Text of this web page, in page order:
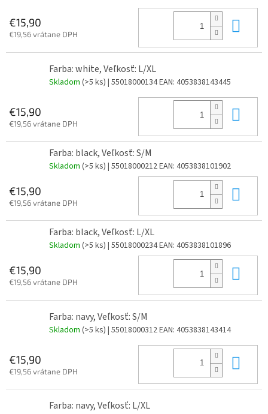
€15,90
€19,56 vrátane DPH
Farba: white, Veľkosť: L/XL
Skladom (>5 ks) | 55018000134EAN: 4053838143445
€15,90
€19,56 vrátane DPH
Farba: black, Veľkosť: S/M
Skladom (>5 ks) | 55018000212EAN: 4053838101902
€15,90
€19,56 vrátane DPH
Farba: black, Veľkosť: L/XL
Skladom (>5 ks) | 55018000234EAN: 4053838101896
€15,90
€19,56 vrátane DPH
Farba: navy, Veľkosť: S/M
Skladom (>5 ks) | 55018000312EAN: 4053838143414
€15,90
€19,56 vrátane DPH
Farba: navy, Veľkosť: L/XL